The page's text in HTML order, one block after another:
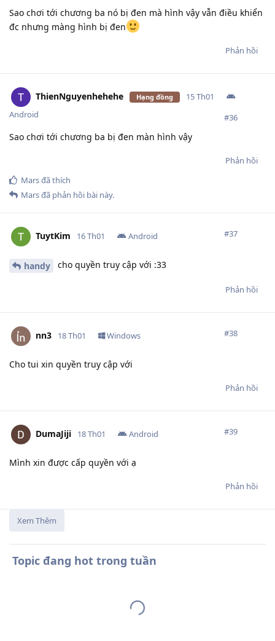
Sao chơi tới chương ba nó bị đen mà hình vậy vẫn điều khiển
đc nhưng màng hình bị đen
Phản hồi
ThienNguyenhehehe Hạng đồng
15 Th01
#36
Android
Sao chơi tới chương ba bị đen màn hình vậy
Phản hồi
Marsđã thích
Marsđã phản hồi bài này.
TuytKim 16 Th01 #37
Android
handy cho quyền truy cập với :33
Phản hồi
nn3 18 Th01 #38
Windows
Cho tui xin quyền truy cập với
Phản hồi
DumaJiji 18 Th01 #39
Android
Mình xin được cấp quyền với ạ
Phản hồi
Xem Thêm
Topic đang hot trong tuần